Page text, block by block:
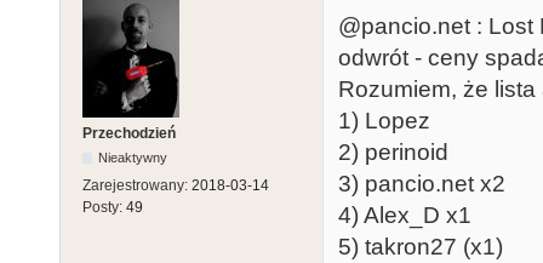
Przechodzień
Nieaktywny
Zarejestrowany: 2018-03-14
Posty: 49
@pancio.net : Lost
odwrót - ceny
Rozumiem, że
1) Lopez
2) perinoid
3) pancio.net x2
4) Alex_D x1
5) takron27 (x1)